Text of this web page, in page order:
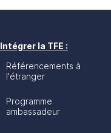
Intégrer la TFE :
Référencements à
l'étranger
Programme
ambassadeur